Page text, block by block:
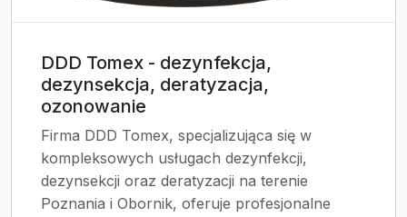
DDD Tomex - dezynfekcja,
dezynsekcja, deratyzacja,
ozonowanie
Firma DDD Tomex, specjalizująca się w
kompleksowych usługach dezynfekcji,
dezynsekcji oraz deratyzacji na terenie
Poznania i Obornik, oferuje profesjonalne